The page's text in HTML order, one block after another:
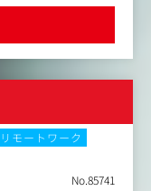
かつ円滑なチケッ
運営を支え、一
魅力を広く社会へ
ァンコミュニテ
モートワーク
No.85741